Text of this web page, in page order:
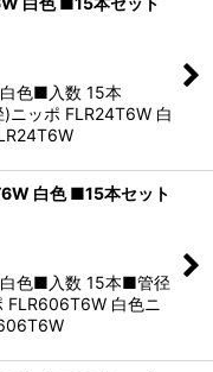
色■入数 15本
ッポ FLR24T6W 白
白色 ■15本セット
色■入数 15本■管径
白色ニ